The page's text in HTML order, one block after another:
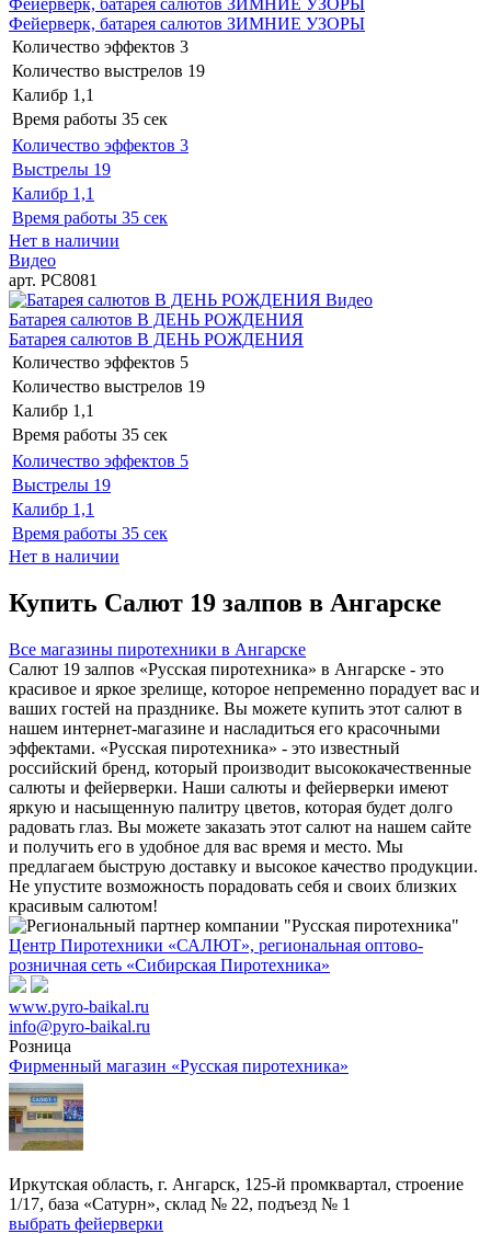
Фейерверк, батарея салютов ЗИМНИЕ УЗОРЫ
Количество эффектов 3
Количество выстрелов 19
Калибр 1,1
Время работы 35 сек
Количество эффектов 3
Выстрелы 19
Калибр 1,1
Время работы 35 сек
Нет в наличии
Видео
арт. РС8081
Видео
Батарея салютов В ДЕНЬ РОЖДЕНИЯ
Батарея салютов В ДЕНЬ РОЖДЕНИЯ
Количество эффектов 5
Количество выстрелов 19
Калибр 1,1
Время работы 35 сек
Количество эффектов 5
Выстрелы 19
Калибр 1,1
Время работы 35 сек
Нет в наличии
Купить Салют 19 залпов в Ангарске
Все магазины пиротехники в Ангарске
Салют 19 залпов «Русская пиротехника» в Ангарске - это
красивое и яркое зрелище, которое непременно порадует вас и
ваших гостей на празднике. Вы можете купить этот салют в
нашем интернет-магазине и насладиться его красочными
эффектами. «Русская пиротехника» - это известный
российский бренд, который производит высококачественные
салюты и фейерверки. Наши салюты и фейерверки имеют
яркую и насыщенную палитру цветов, которая будет долго
радовать глаз. Вы можете заказать этот салют на нашем сайте
и получить его в удобное для вас время и место. Мы
предлагаем быструю доставку и высокое качество продукции.
Не упустите возможность порадовать себя и своих близких
красивым салютом!
Центр Пиротехники «САЛЮТ», региональная оптово-
розничная сеть «Сибирская Пиротехника»
www.pyro-baikal.ru
info@pyro-baikal.ru
Розница
Фирменный магазин «Русская пиротехника»
Иркутская область, г. Ангарск, 125-й промквартал, строение
1/17, база «Сатурн», склад № 22, подъезд № 1
выбрать фейерверки